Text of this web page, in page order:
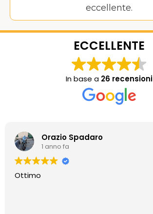
eccellente.
ECCELLENTE
In base a 26 recensioni
Orazio Spadaro
1 anno fa
Ottimo